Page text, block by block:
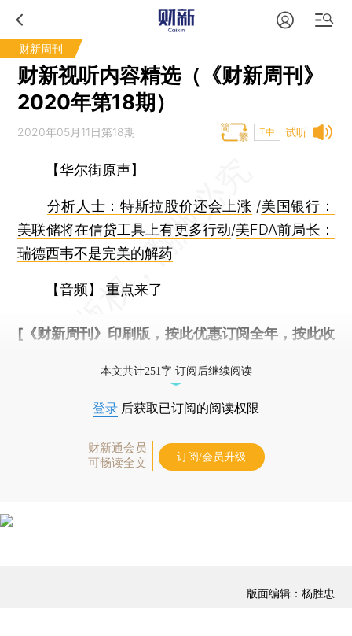
财新周刊
财新视听内容精选（《财新周刊》
2020年第18期）
试听
2020年05月11日第18期 T中
【华尔街原声】
分析人士：特斯拉股价还会上涨 /美国银行：
美联储将在信贷工具上有更多行动/美FDA前局长：
瑞德西韦不是完美的解药
【音频】 重点来了
[《财新周刊》印刷版， 按此优惠订阅全年， 按此收
本文共计251字 订阅后继续阅读
登录 后获取已订阅的阅读权限
财新通会员
可畅读全文
订阅/会员升级
版面编辑：杨胜忠